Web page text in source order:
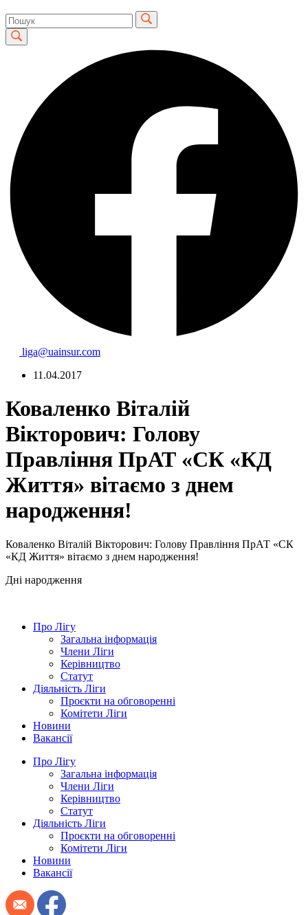
liga@uainsur.com
11.04.2017
Коваленко Віталій
Вікторович: Голову
Правління ПрАТ «СК «КД
Життя» вітаємо з днем
народження!
Коваленко Віталій Вікторович: Голову Правління ПрАТ «СК
«КД Життя» вітаємо з днем народження!
Дні народження
Про Лігу
Загальна інформація
Члени Ліги
Керівництво
Статут
Діяльність Ліги
Проєкти на обговоренні
Комітети Ліги
Новини
Вакансії
Про Лігу
Загальна інформація
Члени Ліги
Керівництво
Статут
Діяльність Ліги
Проєкти на обговоренні
Комітети Ліги
Новини
Вакансії